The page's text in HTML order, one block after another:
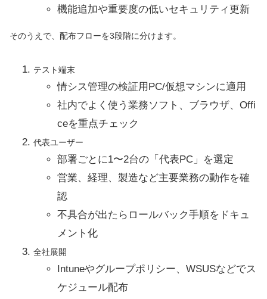
機能追加や重要度の低いセキュリティ更新
そのうえで、配布フローを3段階に分けます。
テスト端末
情シス管理の検証用PC/仮想マシンに適用
社内でよく使う業務ソフト、ブラウザ、Offi
ceを重点チェック
代表ユーザー
部署ごとに1〜2台の「代表PC」を選定
営業、経理、製造など主要業務の動作を確
認
不具合が出たらロールバック手順をドキュ
メント化
全社展開
Intuneやグループポリシー、WSUSなどでス
ケジュール配布